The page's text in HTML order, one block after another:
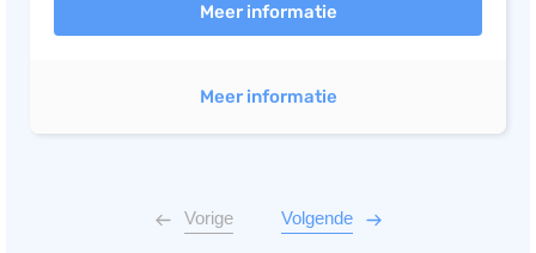
Meer informatie
Meer informatie
Vorige Volgende